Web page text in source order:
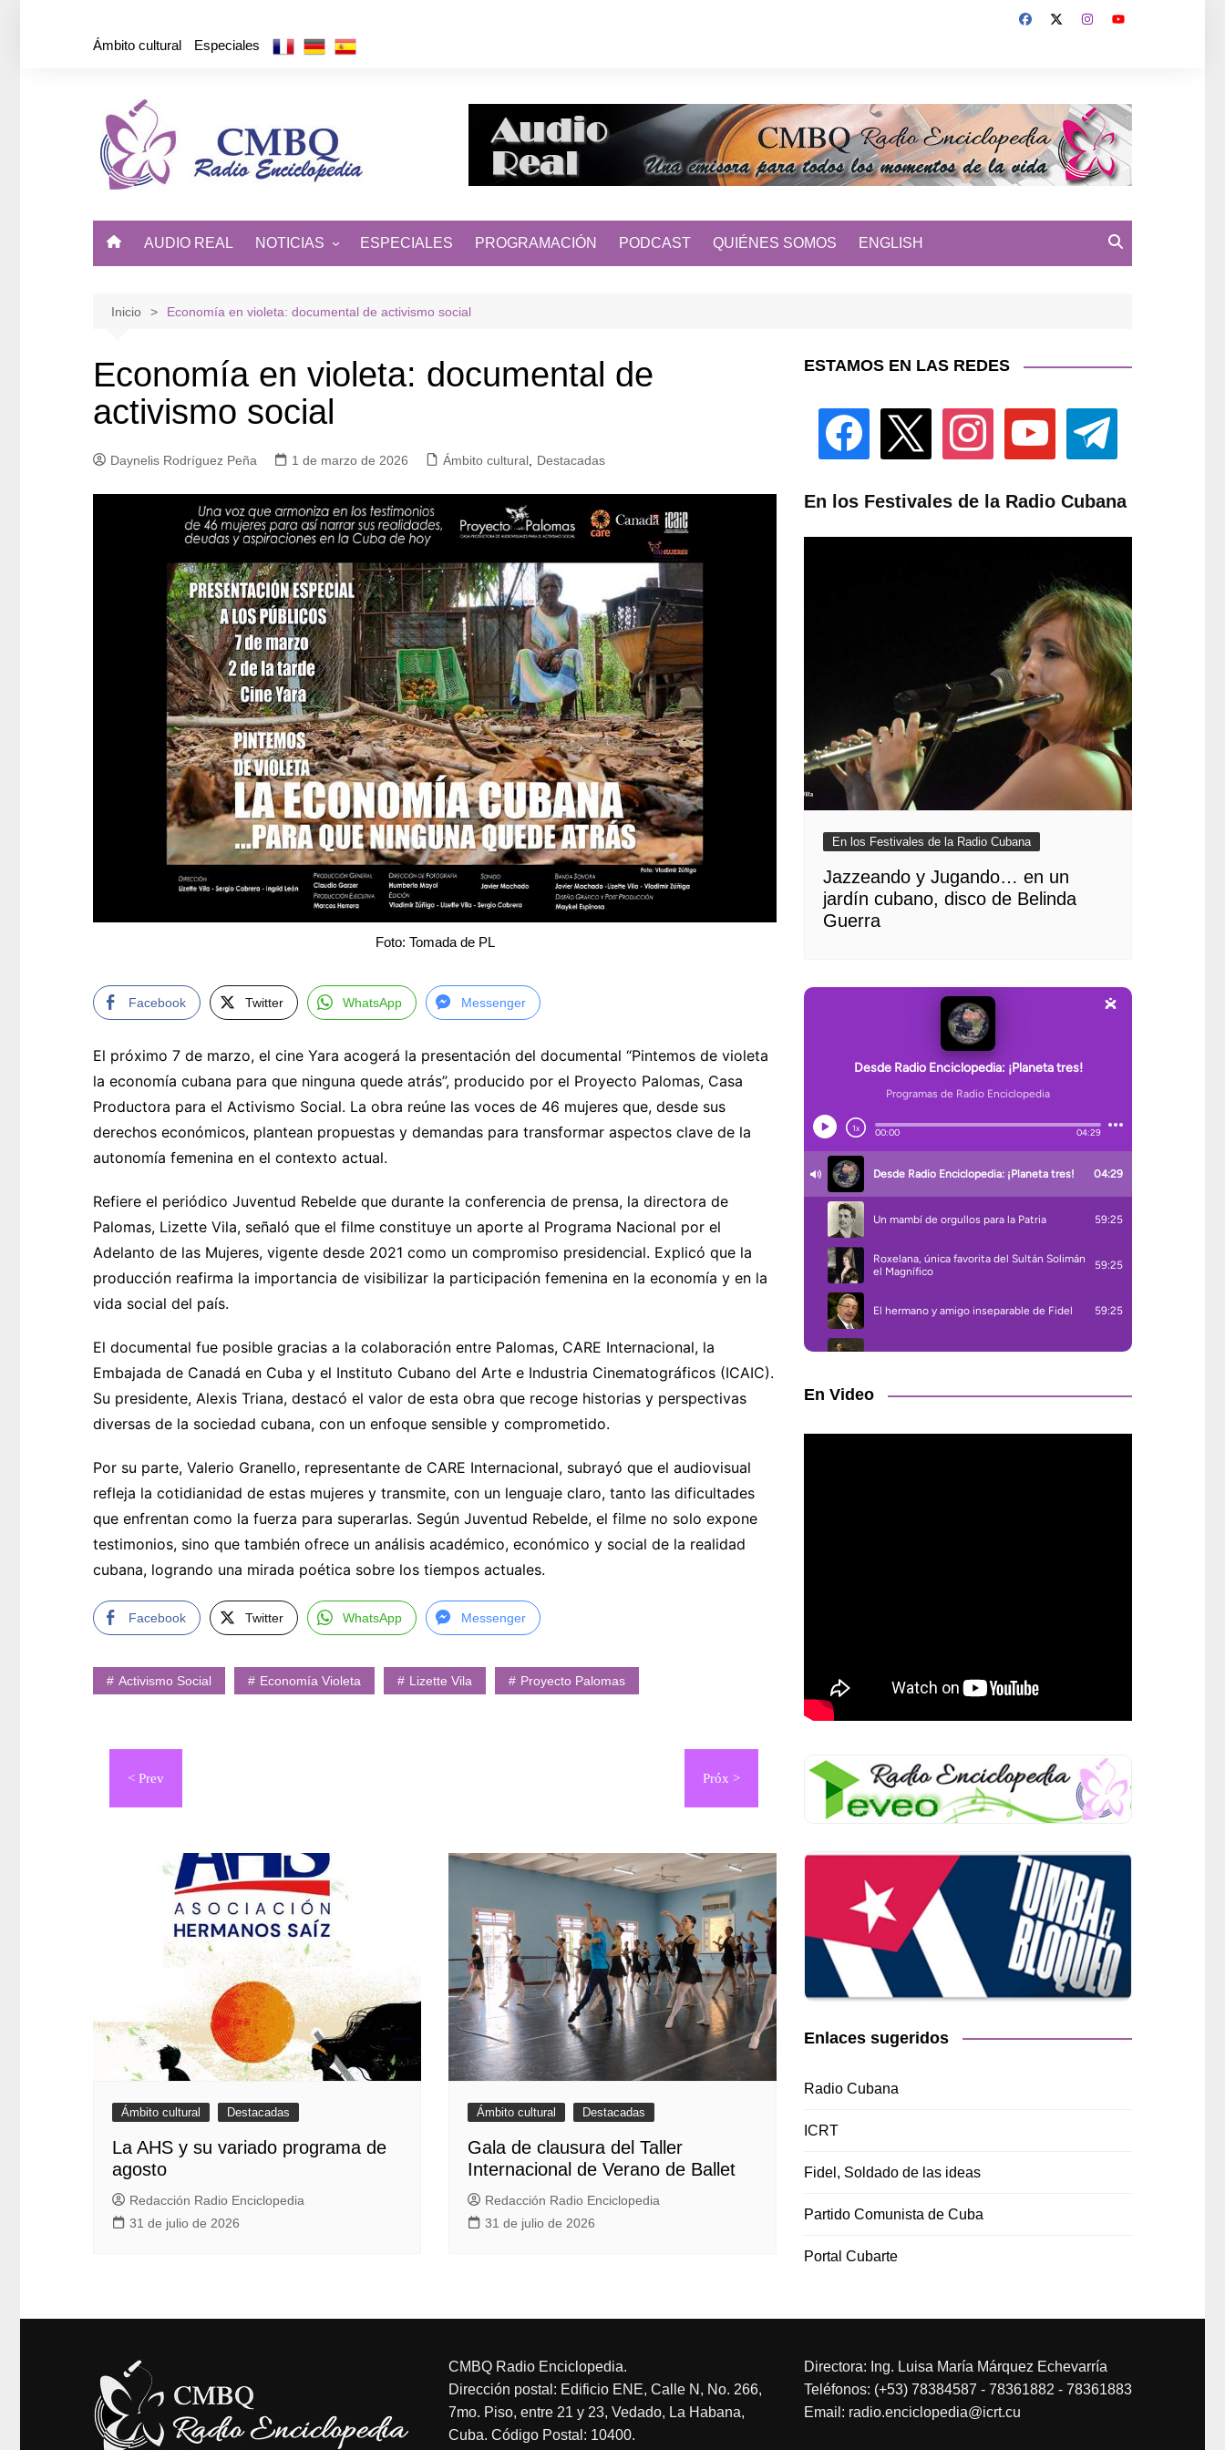
Ámbito cultural Especiales
AUDIO REAL NOTICIAS
DE CUBA Y EL MUNDO
ESPECIALES PROGRAMACIÓN PODCAST QUIÉNES SOMOS ENGLISH
Inicio Economía en violeta: documental de activismo social
Economía en violeta: documental de
activismo social
Daynelis Rodríguez Peña 1 de marzo de 2026 Ámbito cultural Destacadas
Foto: Tomada de PL
Facebook Twitter WhatsApp Messenger
El próximo 7 de marzo, el cine Yara acogerá la presentación del documental “Pintemos de violeta
la economía cubana para que ninguna quede atrás”, producido por el Proyecto Palomas, Casa
Productora para el Activismo Social. La obra reúne las voces de 46 mujeres que, desde sus
derechos económicos, plantean propuestas y demandas para transformar aspectos clave de la
autonomía femenina en el contexto actual.
Refiere el periódico Juventud Rebelde que durante la conferencia de prensa, la directora de
Palomas, Lizette Vila, señaló que el filme constituye un aporte al Programa Nacional por el
Adelanto de las Mujeres, vigente desde 2021 como un compromiso presidencial. Explicó que la
producción reafirma la importancia de visibilizar la participación femenina en la economía y en la
vida social del país.
El documental fue posible gracias a la colaboración entre Palomas, CARE Internacional, la
Embajada de Canadá en Cuba y el Instituto Cubano del Arte e Industria Cinematográficos (ICAIC).
Su presidente, Alexis Triana, destacó el valor de esta obra que recoge historias y perspectivas
diversas de la sociedad cubana, con un enfoque sensible y comprometido.
Por su parte, Valerio Granello, representante de CARE Internacional, subrayó que el audiovisual
refleja la cotidianidad de estas mujeres y transmite, con un lenguaje claro, tanto las dificultades
que enfrentan como la fuerza para superarlas. Según Juventud Rebelde, el filme no solo expone
testimonios, sino que también ofrece un análisis académico, económico y social de la realidad
cubana, logrando una mirada poética sobre los tiempos actuales.
Facebook Twitter WhatsApp Messenger
Activismo Social Economía Violeta Lizette Vila Proyecto Palomas
Navegación
Ámbito cultural Destacadas
La AHS y su variado programa de
agosto
Redacción Radio Enciclopedia
31 de julio de 2026
Ámbito cultural Destacadas
Gala de clausura del Taller
Internacional de Verano de Ballet
Redacción Radio Enciclopedia
31 de julio de 2026
ESTAMOS EN LAS REDES
facebook instagram youtube telegram
En los Festivales de la Radio Cubana
En los Festivales de la Radio Cubana
Jazzeando y Jugando… en un
jardín cubano, disco de Belinda
Guerra
En Video
Enlaces sugeridos
Radio Cubana
ICRT
Fidel, Soldado de las ideas
Partido Comunista de Cuba
Portal Cubarte
CMBQ Radio Enciclopedia.
Dirección postal: Edificio ENE, Calle N, No. 266,
7mo. Piso, entre 21 y 23, Vedado, La Habana,
Cuba. Código Postal: 10400.
Directora: Ing. Luisa María Márquez Echevarría
Teléfonos: (+53) 78384587 - 78361882 - 78361883
Email: radio.enciclopedia@icrt.cu